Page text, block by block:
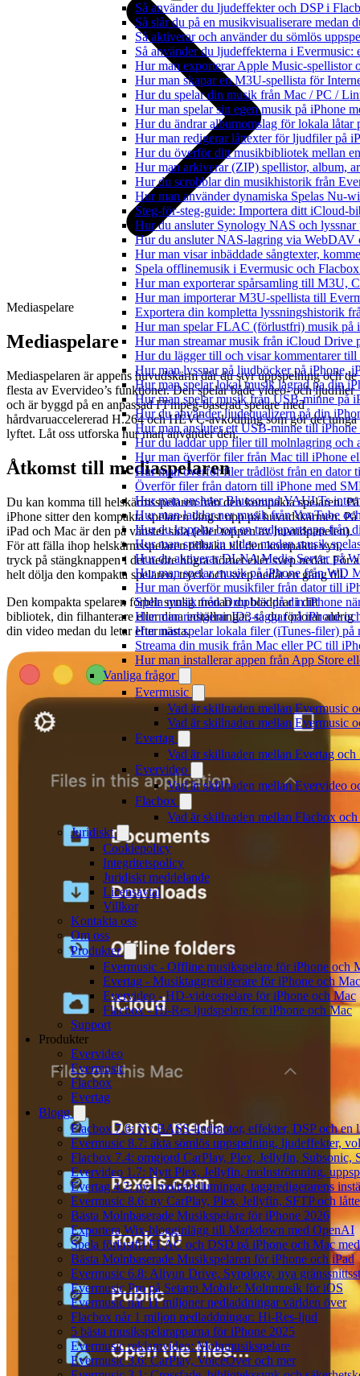
Så använder du ljudeffekter och DSP i
Så slår du på en musikvisualiserare medan
Så aktiverar och använder du sömlös
Så använder du ljudeffekterna i
Hur man exporterar Apple Music-spellistor
Hur man skapar en M3U-spellista för
Hur du spelar din musik från Mac / PC /
Hur man spelar sin egen musik på iPhone
Hur du ändrar albumomslag för lokala
Hur man redigerar låttexter för ljudfiler på
Hur du överför ditt musikbibliotek mellan
Hur man arkiverar (ZIP) spellistor, album,
Hur du scrobblar din musikhistorik från
Hur man använder dynamiska Spelas Nu-
Steg-för-steg-guide: Importera ditt iCloud-
Hur du ansluter Synology NAS och
Hur du ansluter NAS-lagring via WebDAV
Hur man visar inbäddade sångtexter,
Spela offlinemusik i Evermusic och
Hur man exporterar spårsamling till M3U,
Hur man importerar M3U-spellista till
Exportera din kompletta lyssningshistorik
Hur man spelar FLAC (förlustfri) musik på
Hur man streamar musik från iCloud Drive
Hur du lägger till och visar kommentarer
Hur man lyssnar på ljudböcker på iPhone,
Hur man spelar lokal musik lagrad pa din
Hur man spelar musik från USB-minne på
Hur du använder ljudequalizern på din
Hur man ansluter ett USB-minne till
Hur du laddar upp filer till molnlagring och
Hur man överför filer från Mac till iPhone
Hur man överför filer trådlöst från en dator
Överför filer från datorn till iPhone med
Hur man ansluter Bluesound VAULTs
Hur man laddar ner musik från YouTube
Hur du kopplar bort en tredjepartsapp från
Hur man spelar in video medan musik
Hur du aktiverar DLNA Media Server på
Hur man spelar musik på iPhone från WD
Hur man överför musikfiler från dator till
Spela musik från Dropbox på din iPhone
Hur man redigerar ID3-taggar på iPhone
Hur man spelar lokala filer (iTunes-filer) på
Streama din musik från Mac eller PC till
Hur man installerar appen från App Store
Vanliga frågor
Evermusic
Vad är skillnaden mellan Evermusic
Vad är skillnaden mellan Evermusic
Evertag
Vad är skillnaden mellan Evertag
Evervideo
Vad är skillnaden mellan Evervideo
Flacbox
Vad är skillnaden mellan Flacbox
Juridiskt
Cookiepolicy
Integritetspolicy
Juridiskt meddelande
Licensavtal
Villkor
Kontakta oss
Om oss
Produkter
Evermusic - Offline musikspelare för iPhone och
Evertag - Musiktaggredigerare för iPhone och Mac
Evervideo - HD-videospelare för iPhone och Mac
Flacbox - Hi-Res ljudspelare for iPhone och Mac
Support
Produkter
Evervideo
Evermusic
Flacbox
Evertag
Blogg
Flacbox 7.6: Ny BASS-ljudmotor, effekter, DSP och en
Evermusic 8.7: äkta sömlös uppspelning, ljudeffekter,
Flacbox 7.4: omgjord CarPlay, Plex, Jellyfin, Subsonic,
Evervideo 1.7: Nytt Plex, Jellyfin, molnströmning,
Evertag 4.2: nya molnanslutningar, taggredigerarens
Evermusic 8.6: ny CarPlay, Plex, Jellyfin, SFTP och
Bästa Molnbaserade Musikspelare för iPhone 2026
Exportera Wix-blogginlägg till Markdown med OpenAI
Spela förlustfri FLAC och DSD på iPhone och Mac
Bästa Molnbaserade Musikspelaren för iPhone och iPad
Evermusic 6.8: Aliyun Drive, Synology, nya
Evermusic Pro på Setapp Mobile: Molnmusik för iOS
Evermusic når 11 miljoner nedladdningar världen över
Flacbox når 1 miljon nedladdningar: Hi-Res-ljud
5 bästa musikspelarapparna för iPhone 2025
Evermusic reklamvideo: Molnmusikspelare
Evermusic 3.6: CarPlay, VoiceOver och mer
Mediaspelare
Mediaspelare
Mediaspelaren är appens huvudskärm där du styr uppspelning och de
flesta av Evervideo’s funktioner. Den spelar både video- och ljudfiler
och är byggd på en anpassad FFmpeg-baserad spelare med
hårdvaruaccelererad H.264 och HEVC-avkodning som gör det tunga
lyftet. Låt oss utforska hur man använder den.
Åtkomst till mediaspelaren
Du kan komma till helskärmsspelaren från den kompakta spelaren. På
iPhone sitter den kompakta spelaren längst upp på huvudskärmen. På
iPad och Mac är den på vänster sida (eller toppen av huvudpanelen).
För att fälla ihop helskärmsspelaren tillbaka till den kompakta vyn,
tryck på stängknappen i det nedre högra hörnet eller svep nedåt. För
helt dölja den kompakta spelaren, tryck och svep nedåt en gång till.
Den kompakta spelaren förblir synlig medan du bläddrar i ditt
bibliotek, din filhanterare eller dina inställningar, så du förlorar aldrig
din video medan du letar efter nästa.